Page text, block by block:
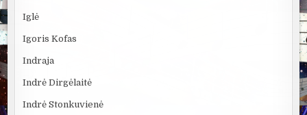
Iglė
Igoris Kofas
Indraja
Indrė Dirgėlaitė
Indrė Stonkuvienė